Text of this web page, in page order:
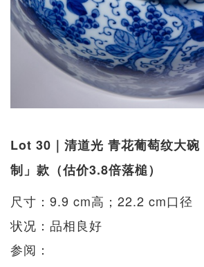
Lot 30｜清道光 青花葡萄纹大碗
制」款（估价3.8倍落槌）
尺寸：9.9 cm高；22.2 cm口径
状况：品相良好
参阅：